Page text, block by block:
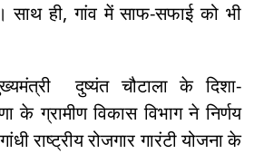
साथ ही, गांव में साफ-सफाई को भी
दुष्यंत चौटाला के दिशा-
के ग्रामीण विकास विभाग ने निर्णय
राष्ट्रीय रोजगार गारंटी योजना के